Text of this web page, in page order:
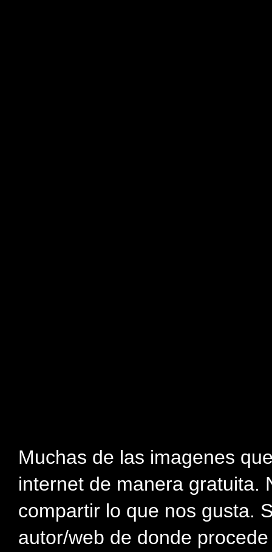
Muchas de las imagenes
internet de manera gratuita.
compartir lo que nos gusta.
autor/web de donde